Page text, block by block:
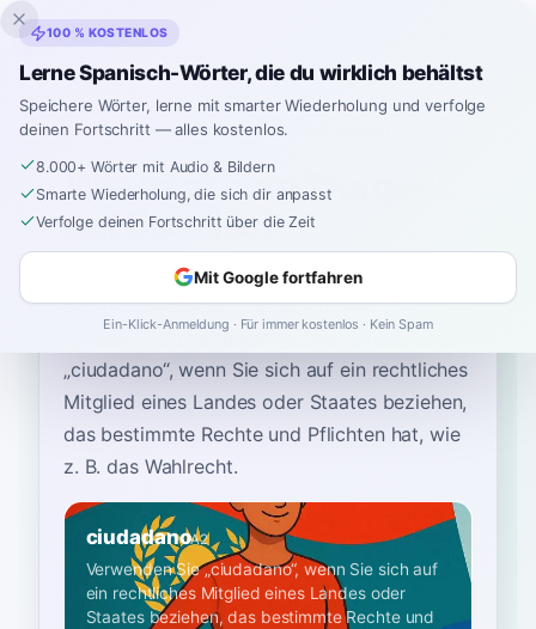
Inklingo
Startseite›Spanisch›German → Spanisch
Wie sagt man "bürger"
auf Spanisch
Das gebräuchlichste spanische Wort für
ciudadano
verwenden Sie
„ciudadano“, wenn Sie sich auf ein rechtliches
Mitglied eines Landes oder Staates beziehen,
das bestimmte Rechte und Pflichten hat, wie
z. B. das Wahlrecht.
ciudadanoA2
Verwenden Sie „ciudadano“, wenn Sie sich auf
ein rechtliches Mitglied eines Landes oder
Staates beziehen, das bestimmte Rechte und
100 % KOSTENLOS
Lerne Spanisch-Wörter, die du wirklich behältst
Speichere Wörter, lerne mit smarter Wiederholung und verfolge
deinen Fortschritt — alles kostenlos.
8.000+ Wörter mit Audio & Bildern
Smarte Wiederholung, die sich dir anpasst
Verfolge deinen Fortschritt über die Zeit
Mit Google fortfahren
Ein-Klick-Anmeldung · Für immer kostenlos · Kein Spam